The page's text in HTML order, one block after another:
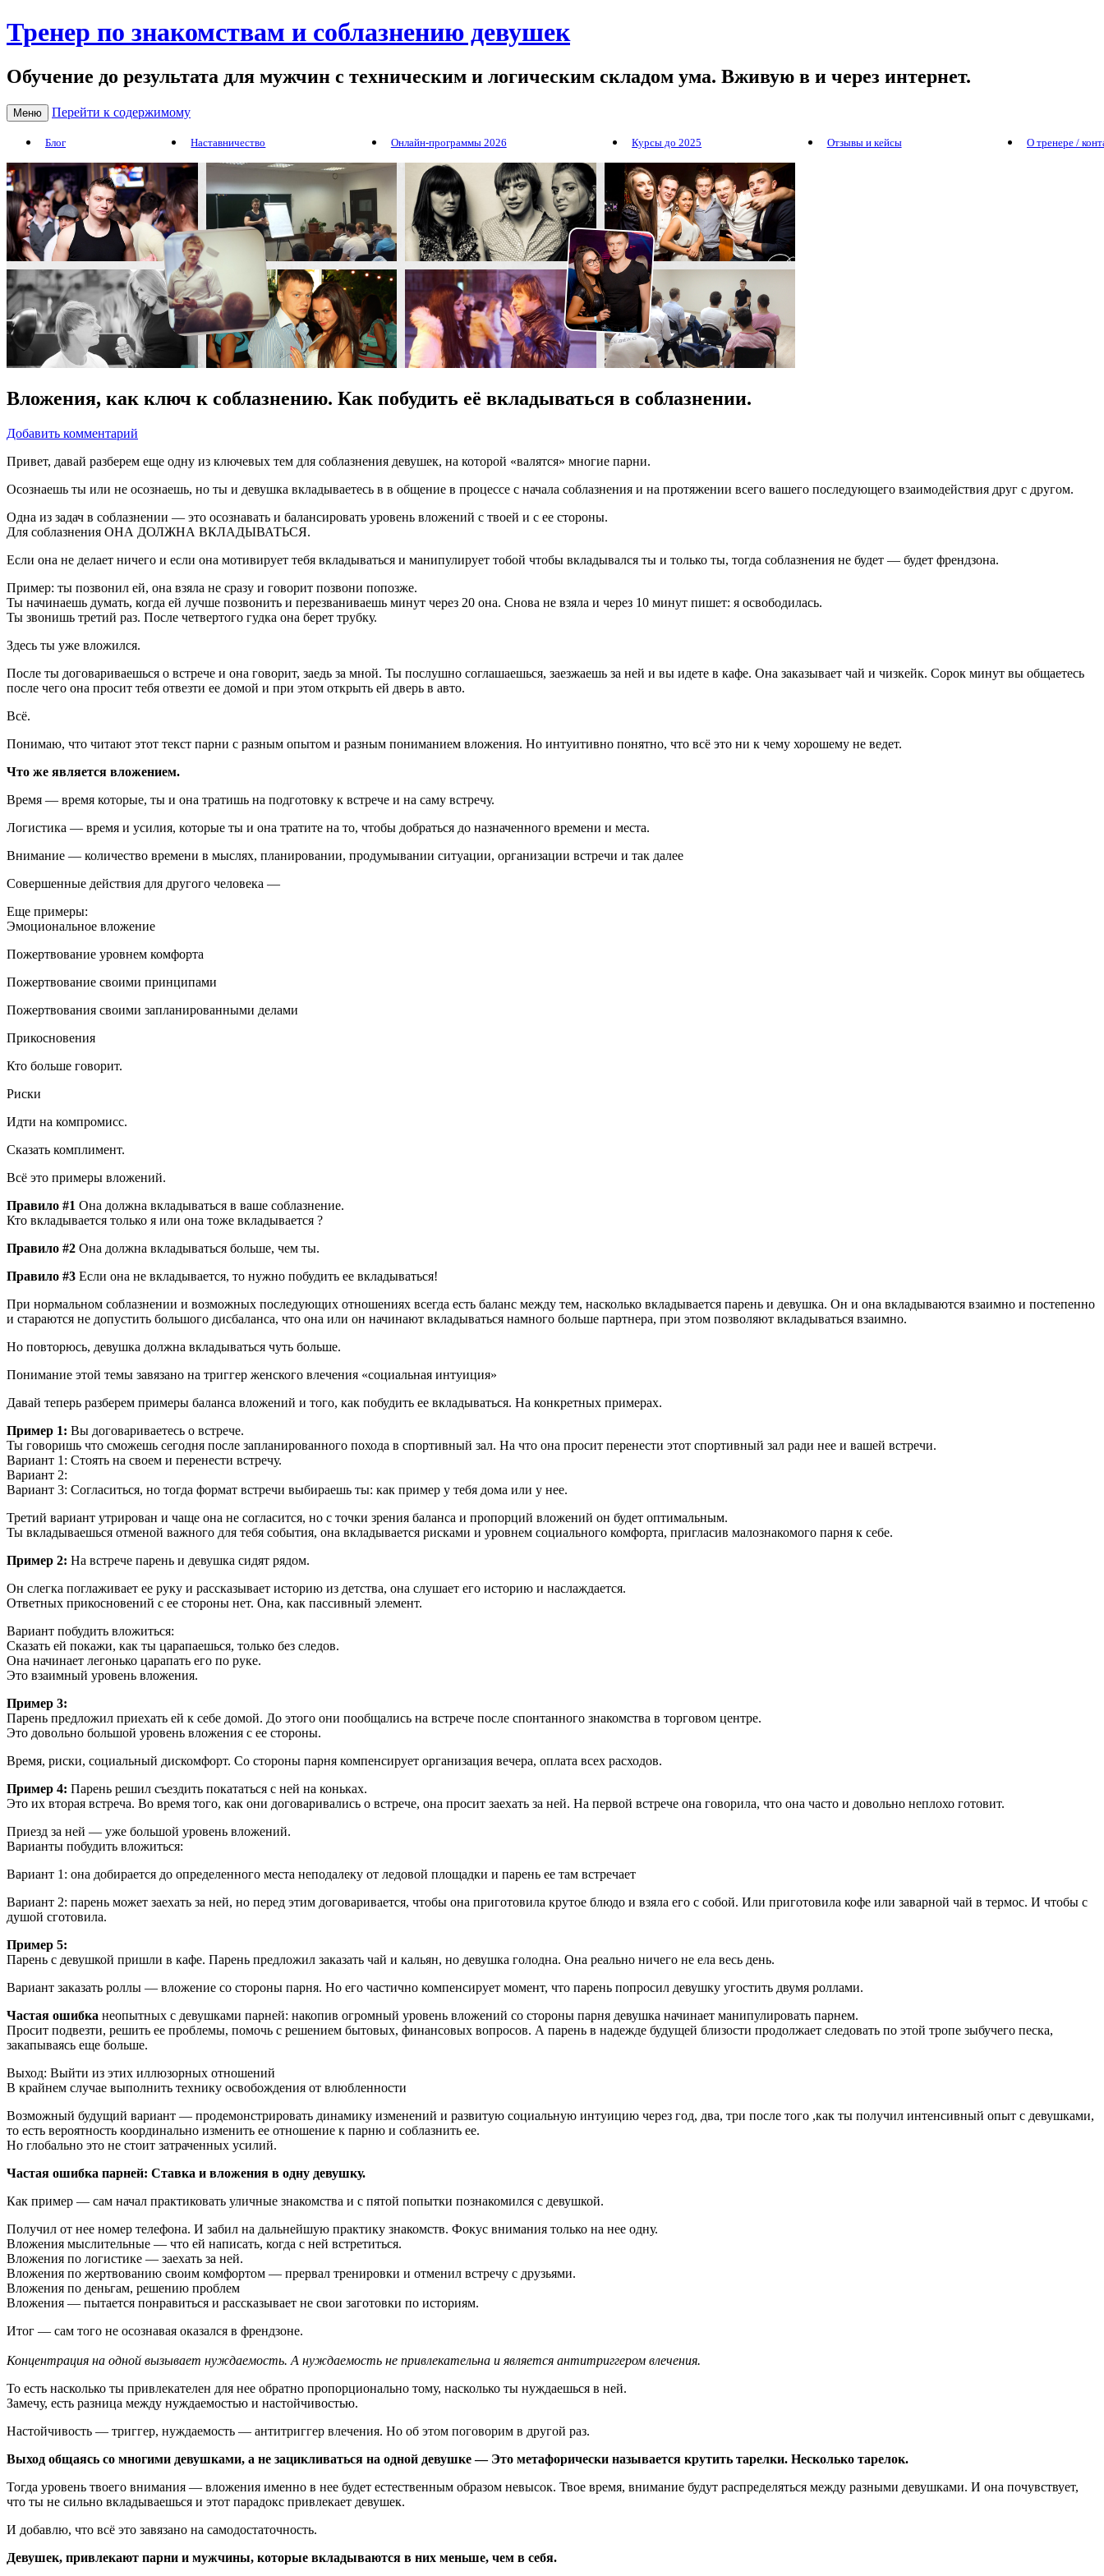
Тренер по знакомствам и соблазнению девушек
Обучение до результата для мужчин с техническим и логическим складом ума. Вживую в и через интернет.
Меню Перейти к содержимому
Блог Наставничество Онлайн-программы 2026 Курсы до 2025 Отзывы и кейсы О тренере /
Вложения, как ключ к соблазнению. Как побудить её вкладываться в соблазнении.
Добавить комментарий
Привет, давай разберем еще одну из ключевых тем для соблазнения девушек, на которой «валятся» многие парни.
Осознаешь ты или не осознаешь, но ты и девушка вкладываетесь в в общение в процессе с начала соблазнения и на протяжении всего вашего последующего взаимодействия друг с другом.
Одна из задач в соблазнении — это осознавать и балансировать уровень вложений с твоей и с ее стороны.
Для соблазнения ОНА ДОЛЖНА ВКЛАДЫВАТЬСЯ.
Если она не делает ничего и если она мотивирует тебя вкладываться и манипулирует тобой чтобы вкладывался ты и только ты, тогда соблазнения не будет — будет френдзона.
Пример: ты позвонил ей, она взяла не сразу и говорит позвони попозже.
Ты начинаешь думать, когда ей лучше позвонить и перезваниваешь минут через 20 она. Снова не взяла и через 10 минут пишет: я освободилась.
Ты звонишь третий раз. После четвертого гудка она берет трубку.
Здесь ты уже вложился.
После ты договариваешься о встрече и она говорит, заедь за мной. Ты послушно соглашаешься, заезжаешь за ней и вы идете в кафе. Она заказывает чай и чизкейк. Сорок минут вы общаетесь
после чего она просит тебя отвезти ее домой и при этом открыть ей дверь в авто.
Всё.
Понимаю, что читают этот текст парни с разным опытом и разным пониманием вложения. Но интуитивно понятно, что всё это ни к чему хорошему не ведет.
Что же является вложением.
Время — время которые, ты и она тратишь на подготовку к встрече и на саму встречу.
Логистика — время и усилия, которые ты и она тратите на то, чтобы добраться до назначенного времени и места.
Внимание — количество времени в мыслях, планировании, продумывании ситуации, организации встречи и так далее
Совершенные действия для другого человека —
Еще примеры:
Эмоциональное вложение
Пожертвование уровнем комфорта
Пожертвование своими принципами
Пожертвования своими запланированными делами
Прикосновения
Кто больше говорит.
Риски
Идти на компромисс.
Сказать комплимент.
Всё это примеры вложений.
Правило #1 Она должна вкладываться в ваше соблазнение.
Кто вкладывается только я или она тоже вкладывается ?
Правило #2 Она должна вкладываться больше, чем ты.
Правило #3 Если она не вкладывается, то нужно побудить ее вкладываться!
При нормальном соблазнении и возможных последующих отношениях всегда есть баланс между тем, насколько вкладывается парень и девушка. Он и она вкладываются взаимно и постепенно
и стараются не допустить большого дисбаланса, что она или он начинают вкладываться намного больше партнера, при этом позволяют вкладываться взаимно.
Но повторюсь, девушка должна вкладываться чуть больше.
Понимание этой темы завязано на триггер женского влечения «социальная интуиция»
Давай теперь разберем примеры баланса вложений и того, как побудить ее вкладываться. На конкретных примерах.
Пример 1: Вы договариваетесь о встрече.
Ты говоришь что сможешь сегодня после запланированного похода в спортивный зал. На что она просит перенести этот спортивный зал ради нее и вашей встречи.
Вариант 1: Стоять на своем и перенести встречу.
Вариант 2:
Вариант 3: Согласиться, но тогда формат встречи выбираешь ты: как пример у тебя дома или у нее.
Третий вариант утрирован и чаще она не согласится, но с точки зрения баланса и пропорций вложений он будет оптимальным.
Ты вкладываешься отменой важного для тебя события, она вкладывается рисками и уровнем социального комфорта, пригласив малознакомого парня к себе.
Пример 2: На встрече парень и девушка сидят рядом.
Он слегка поглаживает ее руку и рассказывает историю из детства, она слушает его историю и наслаждается.
Ответных прикосновений с ее стороны нет. Она, как пассивный элемент.
Вариант побудить вложиться:
Сказать ей покажи, как ты царапаешься, только без следов.
Она начинает легонько царапать его по руке.
Это взаимный уровень вложения.
Пример 3:
Парень предложил приехать ей к себе домой. До этого они пообщались на встрече после спонтанного знакомства в торговом центре.
Это довольно большой уровень вложения с ее стороны.
Время, риски, социальный дискомфорт. Со стороны парня компенсирует организация вечера, оплата всех расходов.
Пример 4: Парень решил съездить покататься с ней на коньках.
Это их вторая встреча. Во время того, как они договаривались о встрече, она просит заехать за ней. На первой встрече она говорила, что она часто и довольно неплохо готовит.
Приезд за ней — уже большой уровень вложений.
Варианты побудить вложиться:
Вариант 1: она добирается до определенного места неподалеку от ледовой площадки и парень ее там встречает
Вариант 2: парень может заехать за ней, но перед этим договаривается, чтобы она приготовила крутое блюдо и взяла его с собой. Или приготовила кофе или заварной чай в термос. И чтобы с
душой сготовила.
Пример 5:
Парень с девушкой пришли в кафе. Парень предложил заказать чай и кальян, но девушка голодна. Она реально ничего не ела весь день.
Вариант заказать роллы — вложение со стороны парня. Но его частично компенсирует момент, что парень попросил девушку угостить двумя роллами.
Частая ошибка неопытных с девушками парней: накопив огромный уровень вложений со стороны парня девушка начинает манипулировать парнем.
Просит подвезти, решить ее проблемы, помочь с решением бытовых, финансовых вопросов. А парень в надежде будущей близости продолжает следовать по этой тропе зыбучего песка,
закапываясь еще больше.
Выход: Выйти из этих иллюзорных отношений
В крайнем случае выполнить технику освобождения от влюбленности
Возможный будущий вариант — продемонстрировать динамику изменений и развитую социальную интуицию через год, два, три после того ,как ты получил интенсивный опыт с девушками,
то есть вероятность координально изменить ее отношение к парню и соблазнить ее.
Но глобально это не стоит затраченных усилий.
Частая ошибка парней: Ставка и вложения в одну девушку.
Как пример — сам начал практиковать уличные знакомства и с пятой попытки познакомился с девушкой.
Получил от нее номер телефона. И забил на дальнейшую практику знакомств. Фокус внимания только на нее одну.
Вложения мыслительные — что ей написать, когда с ней встретиться.
Вложения по логистике — заехать за ней.
Вложения по жертвованию своим комфортом — прервал тренировки и отменил встречу с друзьями.
Вложения по деньгам, решению проблем
Вложения — пытается понравиться и рассказывает не свои заготовки по историям.
Итог — сам того не осознавая оказался в френдзоне.
Концентрация на одной вызывает нуждаемость. А нуждаемость не привлекательна и является антитриггером влечения.
То есть насколько ты привлекателен для нее обратно пропорционально тому, насколько ты нуждаешься в ней.
Замечу, есть разница между нуждаемостью и настойчивостью.
Настойчивость — триггер, нуждаемость — антитриггер влечения. Но об этом поговорим в другой раз.
Выход общаясь со многими девушками, а не зацикливаться на одной девушке — Это метафорически называется крутить тарелки. Несколько тарелок.
Тогда уровень твоего внимания — вложения именно в нее будет естественным образом невысок. Твое время, внимание будут распределяться между разными девушками. И она почувствует,
что ты не сильно вкладываешься и этот парадокс привлекает девушек.
И добавлю, что всё это завязано на самодостаточность.
Девушек, привлекают парни и мужчины, которые вкладываются в них меньше, чем в себя.